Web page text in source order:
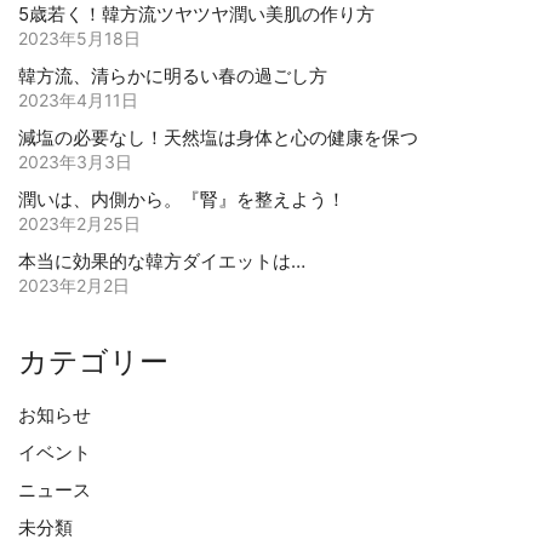
5歳若く！韓方流ツヤツヤ潤い美肌の作り方
2023年5月18日
韓方流、清らかに明るい春の過ごし方
2023年4月11日
減塩の必要なし！天然塩は身体と心の健康を保つ
2023年3月3日
潤いは、内側から。『腎』を整えよう！
2023年2月25日
本当に効果的な韓方ダイエットは…
2023年2月2日
カテゴリー
お知らせ
イベント
ニュース
未分類